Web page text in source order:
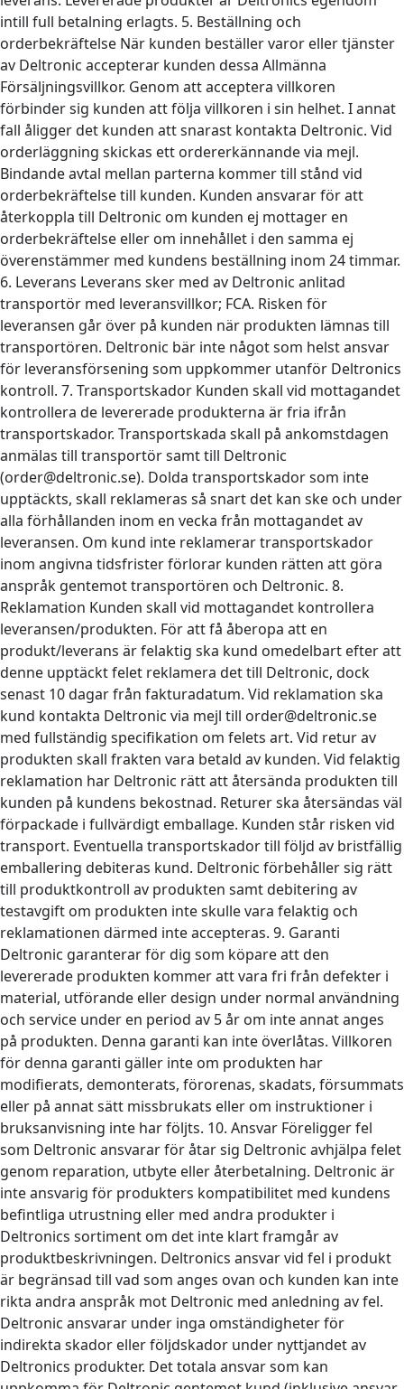
intill full betalning erlagts. 5. Beställning och
orderbekräftelse När kunden beställer varor eller tjänster
av Deltronic accepterar kunden dessa Allmänna
Försäljningsvillkor. Genom att acceptera villkoren
förbinder sig kunden att följa villkoren i sin helhet. I annat
fall åligger det kunden att snarast kontakta Deltronic. Vid
orderläggning skickas ett ordererkännande via mejl.
Bindande avtal mellan parterna kommer till stånd vid
orderbekräftelse till kunden. Kunden ansvarar för att
återkoppla till Deltronic om kunden ej mottager en
orderbekräftelse eller om innehållet i den samma ej
överenstämmer med kundens beställning inom 24 timmar.
6. Leverans Leverans sker med av Deltronic anlitad
transportör med leveransvillkor; FCA. Risken för
leveransen går över på kunden när produkten lämnas till
transportören. Deltronic bär inte något som helst ansvar
för leveransförsening som uppkommer utanför Deltronics
kontroll. 7. Transportskador Kunden skall vid mottagandet
kontrollera de levererade produkterna är fria ifrån
transportskador. Transportskada skall på ankomstdagen
anmälas till transportör samt till Deltronic
(order@deltronic.se). Dolda transportskador som inte
upptäckts, skall reklameras så snart det kan ske och under
alla förhållanden inom en vecka från mottagandet av
leveransen. Om kund inte reklamerar transportskador
inom angivna tidsfrister förlorar kunden rätten att göra
anspråk gentemot transportören och Deltronic. 8.
Reklamation Kunden skall vid mottagandet kontrollera
leveransen/produkten. För att få åberopa att en
produkt/leverans är felaktig ska kund omedelbart efter att
denne upptäckt felet reklamera det till Deltronic, dock
senast 10 dagar från fakturadatum. Vid reklamation ska
kund kontakta Deltronic via mejl till order@deltronic.se
med fullständig specifikation om felets art. Vid retur av
produkten skall frakten vara betald av kunden. Vid felaktig
reklamation har Deltronic rätt att återsända produkten till
kunden på kundens bekostnad. Returer ska återsändas väl
förpackade i fullvärdigt emballage. Kunden står risken vid
transport. Eventuella transportskador till följd av bristfällig
emballering debiteras kund. Deltronic förbehåller sig rätt
till produktkontroll av produkten samt debitering av
testavgift om produkten inte skulle vara felaktig och
reklamationen därmed inte accepteras. 9. Garanti
Deltronic garanterar för dig som köpare att den
levererade produkten kommer att vara fri från defekter i
material, utförande eller design under normal användning
och service under en period av 5 år om inte annat anges
på produkten. Denna garanti kan inte överlåtas. Villkoren
för denna garanti gäller inte om produkten har
modifierats, demonterats, förorenas, skadats, försummats
eller på annat sätt missbrukats eller om instruktioner i
bruksanvisning inte har följts. 10. Ansvar Föreligger fel
som Deltronic ansvarar för åtar sig Deltronic avhjälpa felet
genom reparation, utbyte eller återbetalning. Deltronic är
inte ansvarig för produkters kompatibilitet med kundens
befintliga utrustning eller med andra produkter i
Deltronics sortiment om det inte klart framgår av
produktbeskrivningen. Deltronics ansvar vid fel i produkt
är begränsad till vad som anges ovan och kunden kan inte
rikta andra anspråk mot Deltronic med anledning av fel.
Deltronic ansvarar under inga omständigheter för
indirekta skador eller följdskador under nyttjandet av
Deltronics produkter. Det totala ansvar som kan